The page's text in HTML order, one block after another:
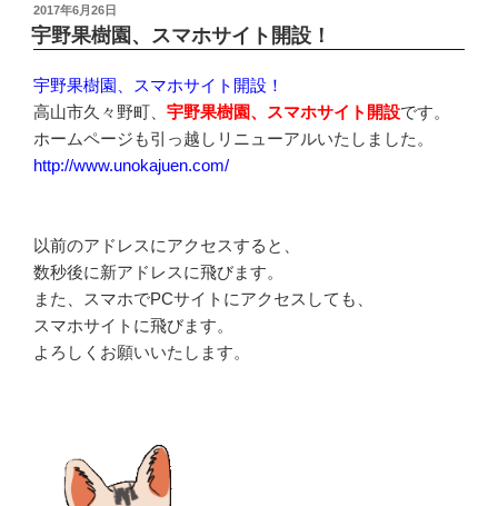
投
稿
日:
2017年6月26日
宇野果樹園、スマホサイト開設！
宇野果樹園、スマホサイト開設！
高山市久々野町、 宇野果樹園、スマホサイト開設です。
ホームページも引っ越しリニューアルいたしました。
http://www.unokajuen.com/
以前のアドレスにアクセスすると、
数秒後に新アドレスに飛びます。
また、スマホでPCサイトにアクセスしても、
スマホサイトに飛びます。
よろしくお願いいたします。